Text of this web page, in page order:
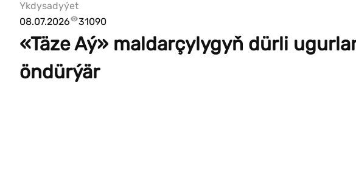
Ykdysadyýet
08.07.2026
31090
«Täze Aý» maldarçylygyň dürli
öndürýär